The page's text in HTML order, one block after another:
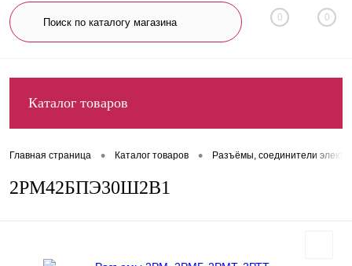
0 0
Каталог товаров
Главная страница • Каталог товаров • Разъёмы, соединители
2РМ42БПЭ30Ш2В1